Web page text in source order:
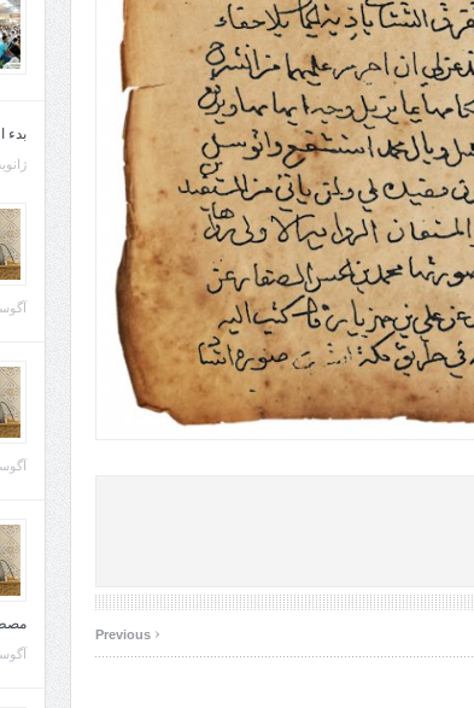
‹
بدء
ژانویه 22,
آگوست
آگوست
آگوست